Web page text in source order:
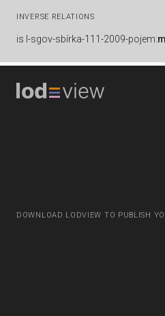
INVERSE RELATIONS
is l-sgov-sbírka-111-2009-pojem:
DOWNLOAD LODVIEW TO PUBLISH